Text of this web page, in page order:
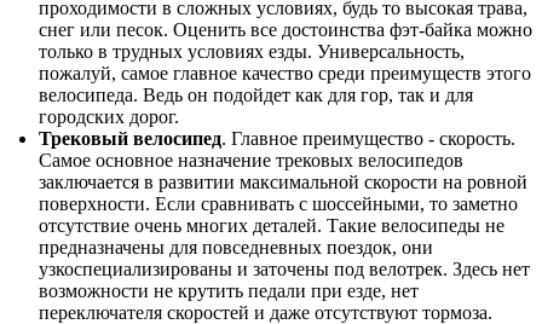
проходимости в сложных условиях, будь то высокая трава,
снег или песок. Оценить все достоинства фэт-байка можно
только в трудных условиях езды. Универсальность,
пожалуй, самое главное качество среди преимуществ этого
велосипеда. Ведь он подойдет как для гор, так и для
городских дорог.
Трековый велосипед. Главное преимущество - скорость.
Самое основное назначение трековых велосипедов
заключается в развитии максимальной скорости на ровной
поверхности. Если сравнивать с шоссейными, то заметно
отсутствие очень многих деталей. Такие велосипеды не
предназначены для повседневных поездок, они
узкоспециализированы и заточены под велотрек. Здесь нет
возможности не крутить педали при езде, нет
переключателя скоростей и даже отсутствуют тормоза.